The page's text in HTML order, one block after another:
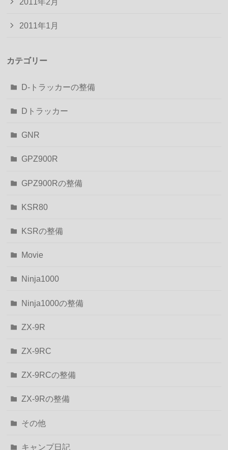
2011年1月
カテゴリー
D-トラッカーの整備
Dトラッカー
GNR
GPZ900R
GPZ900Rの整備
KSR80
KSRの整備
Movie
Ninja1000
Ninja1000の整備
ZX-9R
ZX-9RC
ZX-9RCの整備
ZX-9Rの整備
その他
キャンプ日記